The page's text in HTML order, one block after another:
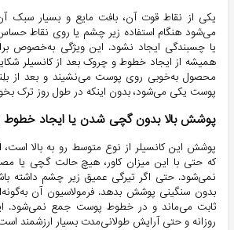
یکی از نقاط قوت آن، بافت مایع و بسیار سبک
می‌شود هنگام استفاده زیر چشم یا روی نقاط
یا چسبندگی ایجاد نشود. این ویژگی به‌خصوص
همیشه از ایجاد خطوط و چروک بعد از کانسیلر
محصول به‌خوبی روی پوست می‌نشیند و بعد از
پوست یکی می‌شود، بدون اینکه در طول روز ترک
پوشش بالا بدون گچی شدن یا ایجاد
پوشش این کانسیلر از نوع متوسط رو به بالا است،
که حتی با این میزان کاور، هیچ حالت گچی یا
بدون سنگینی پوشش بدهد. فرمولاسیون آن
ثابت می‌ماند و در خطوط پوست جمع نمی‌شود.
روزانه و حتی آرایش طولانی‌مدت بسیار ارزشمند